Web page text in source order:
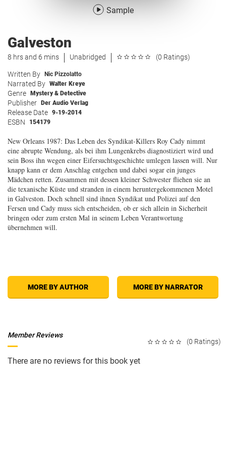
Sample
Galveston
8 hrs and 6 mins Unabridged (0 Ratings)
Written By Nic Pizzolatto
Narrated By Walter Kreye
Genre Mystery & Detective
Publisher Der Audio Verlag
Release Date 9-19-2014
ESBN 154179
New Orleans 1987: Das Leben des Syndikat-Killers Roy Cady nimmt
eine abrupte Wendung, als bei ihm Lungenkrebs diagnostiziert wird und
sein Boss ihn wegen einer Eifersuchtsgeschichte umlegen lassen will. Nur
knapp kann er dem Anschlag entgehen und dabei sogar ein junges
Mädchen retten. Zusammen mit dessen kleiner Schwester fliehen sie an
die texanische Küste und stranden in einem heruntergekommenen Motel
in Galveston. Doch schnell sind ihnen Syndikat und Polizei auf den
Fersen und Cady muss sich entscheiden, ob er sich allein in Sicherheit
bringen oder zum ersten Mal in seinem Leben Verantwortung
übernehmen will.
MORE BY AUTHOR MORE BY NARRATOR
(0 Ratings)
Member Reviews
There are no reviews for this book yet